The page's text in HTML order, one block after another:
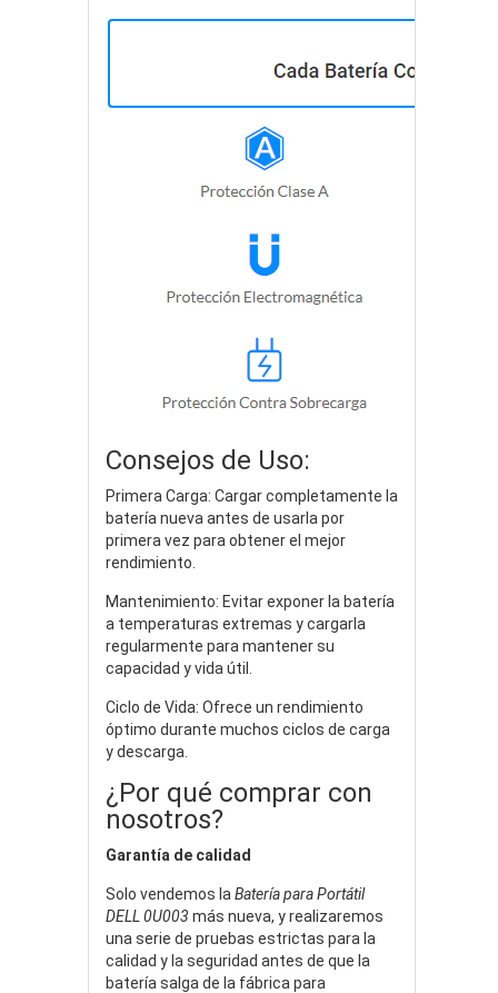
Consejos de Uso:
Primera Carga: Cargar completamente la
batería nueva antes de usarla por
primera vez para obtener el mejor
rendimiento.
Mantenimiento: Evitar exponer la batería
a temperaturas extremas y cargarla
regularmente para mantener su
capacidad y vida útil.
Ciclo de Vida: Ofrece un rendimiento
óptimo durante muchos ciclos de carga
y descarga.
¿Por qué comprar con
nosotros?
Garantía de calidad
Solo vendemos la Batería para Portátil
DELL 0U003 más nueva, y realizaremos
una serie de pruebas estrictas para la
calidad y la seguridad antes de que la
batería salga de la fábrica para